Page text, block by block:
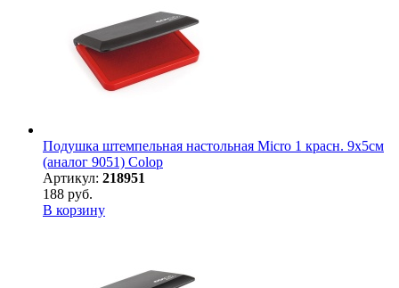
Подушка штемпельная настольная Micro 1 красн. 9х5см
(аналог 9051) Colop
Артикул: 218951
188 руб.
В корзину